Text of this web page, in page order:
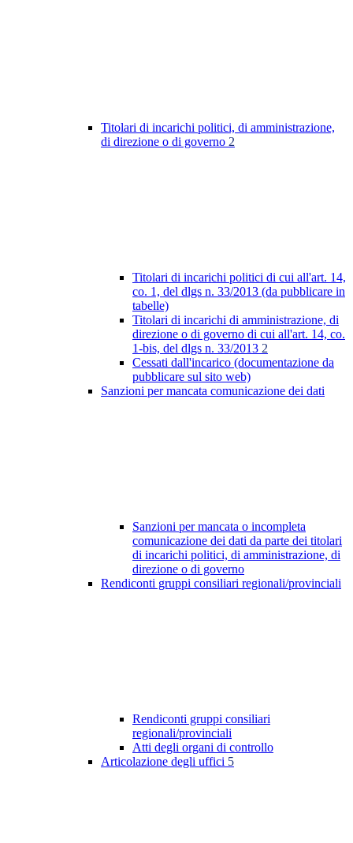
Titolari di incarichi politici, di amministrazione,
di direzione o di governo 2
Titolari di incarichi politici di cui all'art. 14,
co. 1, del dlgs n. 33/2013 (da pubblicare in
tabelle)
Titolari di incarichi di amministrazione, di
direzione o di governo di cui all'art. 14, co.
1-bis, del dlgs n. 33/2013 2
Cessati dall'incarico (documentazione da
pubblicare sul sito web)
Sanzioni per mancata comunicazione dei dati
Sanzioni per mancata o incompleta
comunicazione dei dati da parte dei titolari
di incarichi politici, di amministrazione, di
direzione o di governo
Rendiconti gruppi consiliari regionali/provinciali
Rendiconti gruppi consiliari
regionali/provinciali
Atti degli organi di controllo
Articolazione degli uffici 5